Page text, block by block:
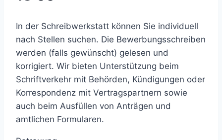
In der Schreibwerkstatt können Sie individuell
nach Stellen suchen. Die Bewerbungsschreiben
werden (falls gewünscht) gelesen und
korrigiert. Wir bieten Unterstützung beim
Schriftverkehr mit Behörden, Kündigungen oder
Korrespondenz mit Vertragspartnern sowie
auch beim Ausfüllen von Anträgen und
amtlichen Formularen.